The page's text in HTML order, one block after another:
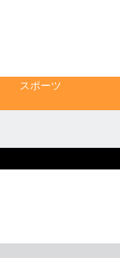
スポーツ